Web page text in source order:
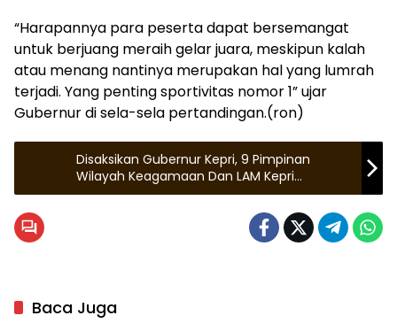
“Harapannya para peserta dapat bersemangat
untuk berjuang meraih gelar juara, meskipun kalah
atau menang nantinya merupakan hal yang lumrah
terjadi. Yang penting sportivitas nomor 1” ujar
Gubernur di sela-sela pertandingan.(ron)
Disaksikan Gubernur Kepri, 9 Pimpinan
Wilayah Keagamaan Dan LAM Kepri
Nyatakan Sikap Sepakat Amankan Nataru
Baca Juga